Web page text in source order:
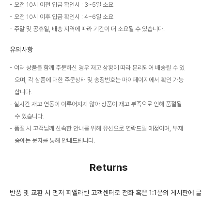
오전 10시 이전 입금 확인시 : 3~5일 소요
오전 10시 이후 입금 확인시 : 4~6일 소요
주말 및 공휴일, 배송 지역에 따라 기간이 더 소요될 수 있습니다.
유의사항
여러 상품을 함께 주문하신 경우 재고 상황에 따라 분리되어 배송될 수 있
으며, 각 상품에 대한 주문상태 및 송장번호는 마이페이지에서 확인 가능
합니다.
실시간 재고 연동이 이루어지지 않아 상품이 재고 부족으로 인해 품절될
수 있습니다.
품절 시 고객님께 신속한 안내를 위해 유선으로 연락드릴 예정이며, 부재
중에는 문자를 통해 안내드립니다.
Returns
반품 및 교환 시 먼저 피엘라벤 고객센터로 전화 혹은 1:1문의 게시판에 글